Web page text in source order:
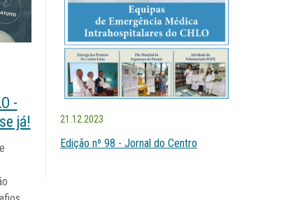
21.12.2023
Edição nº 98 - Jornal do Centro
-
já!